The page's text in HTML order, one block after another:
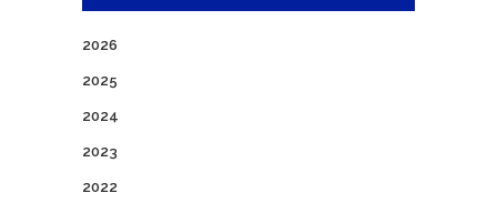
2026
2025
2024
2023
2022